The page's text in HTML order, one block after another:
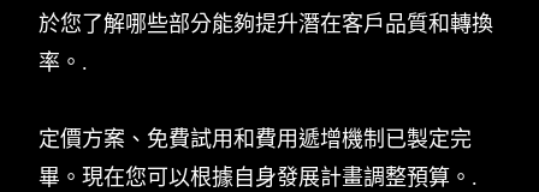
於您了解哪些部分能夠提升潛在客戶品質和轉換
率。.
定價方案、免費試用和費用遞增機制已製定完
畢。現在您可以根據自身發展計畫調整預算。.